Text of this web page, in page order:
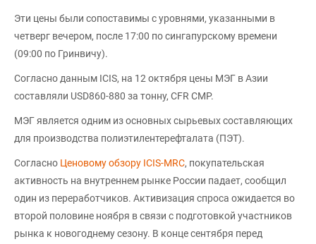
Эти цены были сопоставимы с уровнями, указанными в
четверг вечером, после 17:00 по сингапурскому времени
(09:00 по Гринвичу).
Согласно данным ICIS, на 12 октября цены МЭГ в Азии
составляли USD860-880 за тонну, CFR CMP.
МЭГ является одним из основных сырьевых составляющих
для производства полиэтилентерефталата (ПЭТ).
Согласно Ценовому обзору ICIS-MRC, покупательская
активность на внутреннем рынке России падает, сообщил
один из переработчиков. Активизация спроса ожидается во
второй половине ноября в связи с подготовкой участников
рынка к новогоднему сезону. В конце сентября перед